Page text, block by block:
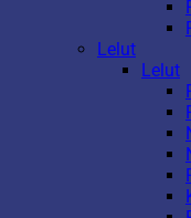
Lelut
Lelut